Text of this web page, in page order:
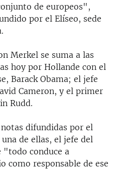
de europeos",
por el Elíseo, sede
Merkel se suma a las
hoy por Hollande con el
Barack Obama; el jefe
Cameron, y el primer
Rudd.
difundidas por el
de ellas, el jefe del
"todo conduce a
como responsable de ese